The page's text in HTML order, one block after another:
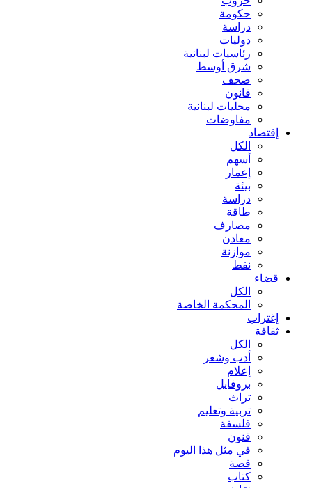
حكومة
دراسة
دوليات
رئاسيات لبنانية
شرق أوسط
صحف
قانون
محليات لبنانية
مفاوضات
إقتصاد
الكل
أسهم
إعمار
بيئة
دراسة
طاقة
مصارف
معادن
موازنة
نفط
قضاء
الكل
المحكمة الخاصة
إغتراب
ثقافة
الكل
أدب وشعر
إعلام
بروفايل
تراث
تربية وتعليم
فلسفة
فنون
في مثل هذا اليوم
قصة
كتاب